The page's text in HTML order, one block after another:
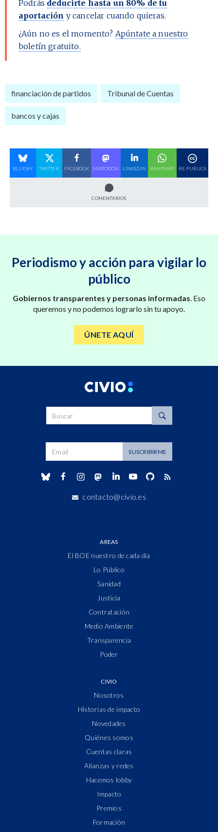
Podrás deducirte hasta un 80% de tu
aportación y cancelar cuando quieras.
¿Aún no es el momento? Apúntate a nuestro
boletín gratuito.
financiación de partidos Tribunal de Cuentas
bancos y cajas
BLUESKY TWITTER FACEBOOK MASTODON LINKEDIN WHATSAPP RE-PUBLICA
COMENTARIOS
Periodismo y acción para vigilar lo
público
Gobiernos transparentes y personas informadas. Eso
queremos y no podemos lograrlo sin tu apoyo.
ÚNETE AQUÍ
SUSCRIBIRME
contacto@civio.es
AREAS
El BOE nuestro de cada día
Lo Público
Sanidad
Justicia
Contratación
Medio Ambiente
Transparencia
Poder
CIVIO
Nosotros
Historias de impacto
Novedades
Quiénes somos
Cuentas claras
Alianzas y redes
Hacemos lobby
Impacto
Premios
Formación